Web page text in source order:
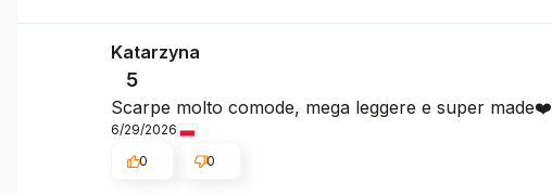
Katarzyna
5
Scarpe molto comode, mega leggere e super made❤️
6/29/2026
0
0